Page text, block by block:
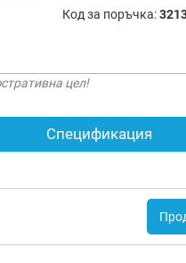
Код за поръчка:
цел!
Спецификация